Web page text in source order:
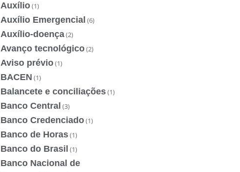
Auxílio(1)
Auxílio Emergencial (6)
Auxílio-doença(2)
Avanço tecnológico(2)
Aviso prévio(1)
BACEN (1)
Balancete e conciliações(1)
Banco Central (3)
Banco Credenciado(1)
Banco de Horas(1)
Banco do Brasil (1)
Banco Nacional de